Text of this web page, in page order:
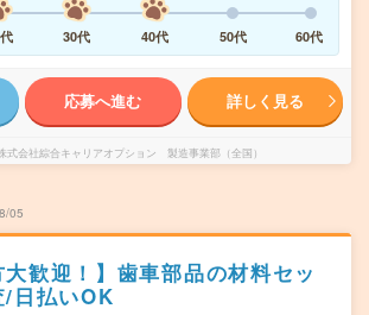
30代 40代 50代 60代
応募へ進む 詳しく見る
式会社綜合キャリアオプション 製造事業部（全国）
05
大歓迎！】歯車部品の材料セッ
/日払いOK